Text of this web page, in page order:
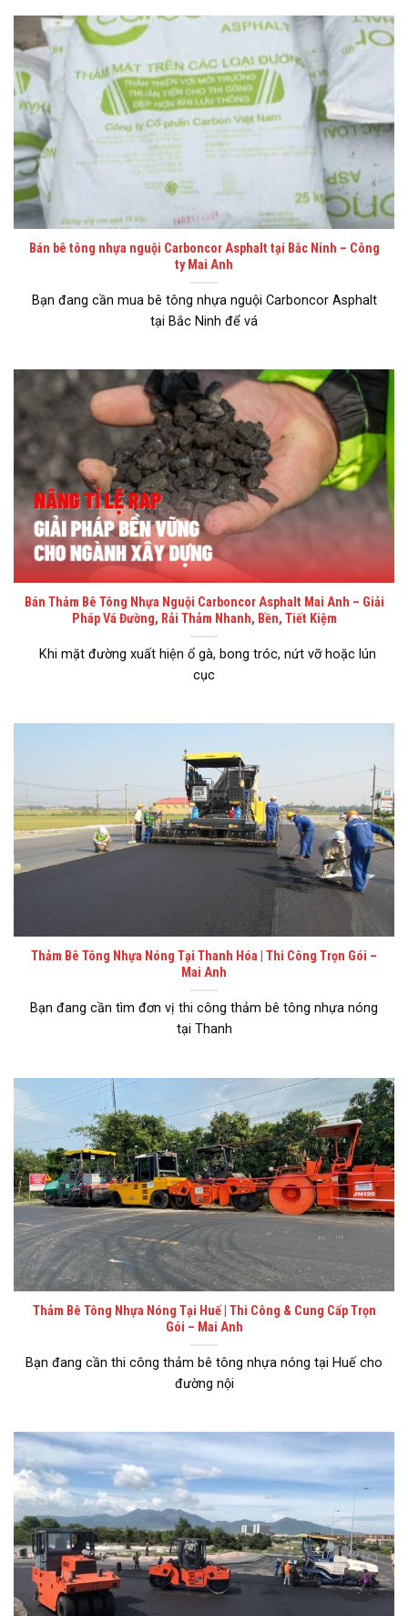
Bán bê tông nhựa nguội Carboncor Asphalt tại Bắc Ninh – Công
ty Mai Anh
Bạn đang cần mua bê tông nhựa nguội Carboncor Asphalt
tại Bắc Ninh để vá
Bán Thảm Bê Tông Nhựa Nguội Carboncor Asphalt Mai Anh – Giải
Pháp Vá Đường, Rải Thảm Nhanh, Bền, Tiết Kiệm
Khi mặt đường xuất hiện ổ gà, bong tróc, nứt vỡ hoặc lún
cục
Thảm Bê Tông Nhựa Nóng Tại Thanh Hóa | Thi Công Trọn Gói –
Mai Anh
Bạn đang cần tìm đơn vị thi công thảm bê tông nhựa nóng
tại Thanh
Thảm Bê Tông Nhựa Nóng Tại Huế | Thi Công & Cung Cấp Trọn
Gói – Mai Anh
Bạn đang cần thi công thảm bê tông nhựa nóng tại Huế cho
đường nội